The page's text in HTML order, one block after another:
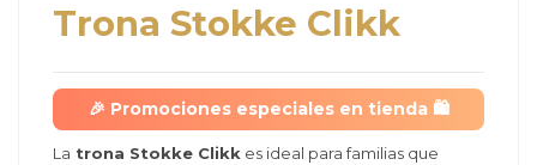
Trona Stokke Clikk
🎉 Promociones especiales en tienda🛍️
La trona Stokke Clikk es ideal para familias que